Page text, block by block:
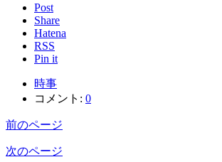
Post
Share
Hatena
RSS
Pin it
時事
コメント: 0
前のページ
次のページ